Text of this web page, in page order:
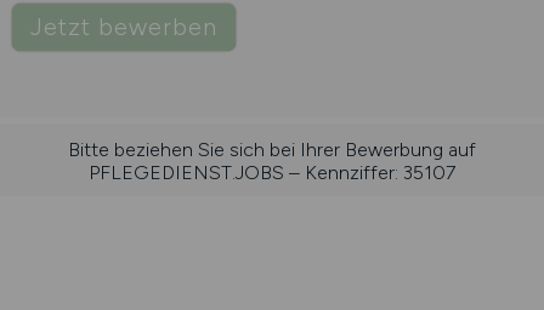
Jetzt bewerben
Bitte beziehen Sie sich bei Ihrer Bewerbung auf
PFLEGEDIENST.JOBS – Kennziffer: 35107